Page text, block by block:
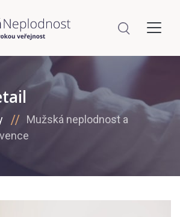
Mužská neplodnost a